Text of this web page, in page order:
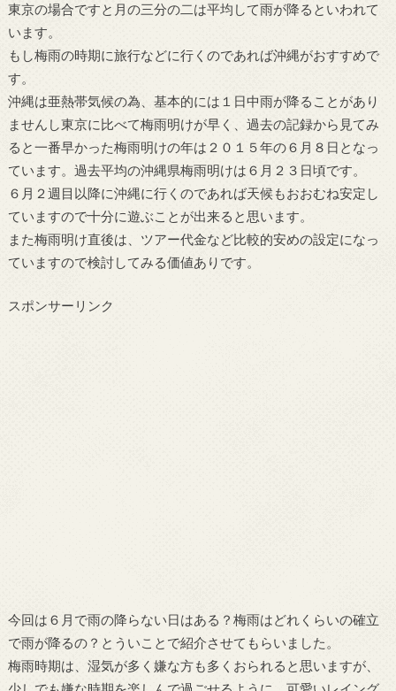
東京の場合ですと月の三分の二は平均して雨が降るといわれて
います。
もし梅雨の時期に旅行などに行くのであれば沖縄がおすすめで
す。
沖縄は亜熱帯気候の為、基本的には１日中雨が降ることがあり
ませんし東京に比べて梅雨明けが早く、過去の記録から見てみ
ると一番早かった梅雨明けの年は２０１５年の６月８日となっ
ています。過去平均の沖縄県梅雨明けは６月２３日頃です。
６月２週目以降に沖縄に行くのであれば天候もおおむね安定し
ていますので十分に遊ぶことが出来ると思います。
また梅雨明け直後は、ツアー代金など比較的安めの設定になっ
ていますので検討してみる価値ありです。
スポンサーリンク
今回は６月で雨の降らない日はある？梅雨はどれくらいの確立
で雨が降るの？とういことで紹介させてもらいました。
梅雨時期は、湿気が多く嫌な方も多くおられると思いますが、